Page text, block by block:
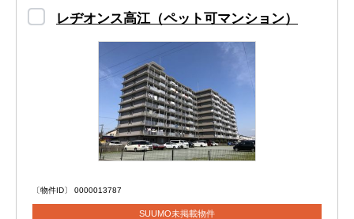
と集まれる、温かい暮らしをイメージできる空間です。
子ども部屋や書斎、趣味のお部屋など、ライフスタイルに
合わせて多彩に使えるのも魅力。
お子さまの成長や生活の変化にも柔軟に対応でき、長く快
適に暮らしていただけます♪
また、廊下→洗面→キッチンへとぐるっとつながる回遊動
帰宅後の動きや家事の移動がスムーズで、忙しい子育て世
帯にも嬉しい設計です。
レヂオンス高江（ペット可マンション）
〔物件ID〕 0000013787
SUUMO未掲載物件